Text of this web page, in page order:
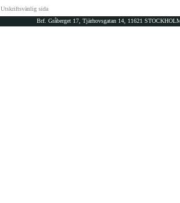
Utskriftsvänlig sida
Brf. Gråberget 17, Tjärhovsgatan 14, 11621